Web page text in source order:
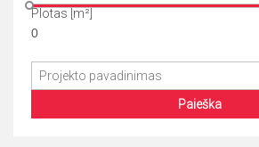
Plotas [m²]
Paieška